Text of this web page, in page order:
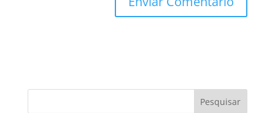
Pesquisar